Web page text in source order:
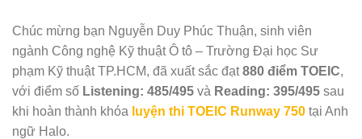
Chúc mừng bạn Nguyễn Duy Phúc Thuận, sinh viên
ngành Công nghệ Kỹ thuật Ô tô – Trường Đại học Sư
phạm Kỹ thuật TP.HCM, đã xuất sắc đạt880 điểm TOEIC,
với điểm số Listening: 485/495 và Reading: 395/495 sau
khi hoàn thành khóa luyện thi TOEIC Runway 750 tại Anh
ngữ Halo.